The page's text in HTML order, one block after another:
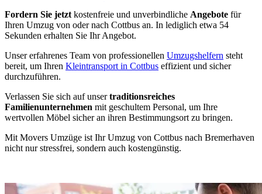
Fordern Sie jetzt kostenfreie und unverbindliche Angebote für
Ihren Umzug von oder nach Cottbus an. In lediglich etwa 54
Sekunden erhalten Sie Ihr Angebot.
Unser erfahrenes Team von professionellen Umzugshelfern steht
bereit, um Ihren Kleintransport in Cottbus effizient und sicher
durchzuführen.
Verlassen Sie sich auf unsertraditionsreiches
Familienunternehmen mit geschultem Personal, um Ihre
wertvollen Möbel sicher an ihren Bestimmungsort zu bringen.
Mit Movers Umzüge ist Ihr Umzug von Cottbus nach Bremerhaven
nicht nur stressfrei, sondern auch kostengünstig.